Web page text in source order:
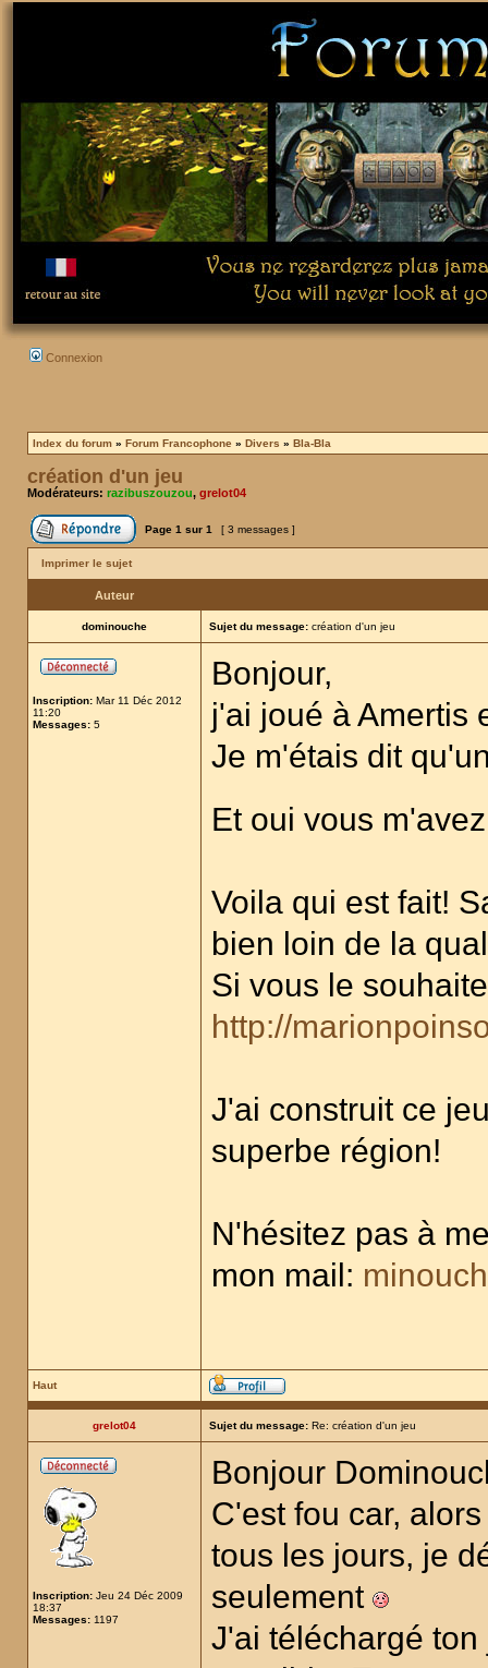
Connexion
Index du forum » Forum Francophone » Divers » Bla-Bla
création d'un jeu
Modérateurs: razibuszouzou, grelot04
Page 1 sur 1 [ 3 messages ]
Imprimer le sujet
Auteur
dominouche Sujet du message: création d'un jeu
Inscription: Mar 11 Déc 2012
11:20
Messages: 5
Bonjour,
j'ai joué à Amertis
Je m'étais dit
Et oui vous
Voila qui est fait!
bien loin de la
Si vous le
http://
J'ai construit ce
superbe région!
N'hésitez pas à
mon mail:
Haut
grelot04 Sujet du message: Re: création d'un jeu
Inscription: Jeu 24 Déc 2009
18:37
Messages: 1197
Bonjour
C'est fou car,
tous les jours, je
seulement
J'ai téléchargé